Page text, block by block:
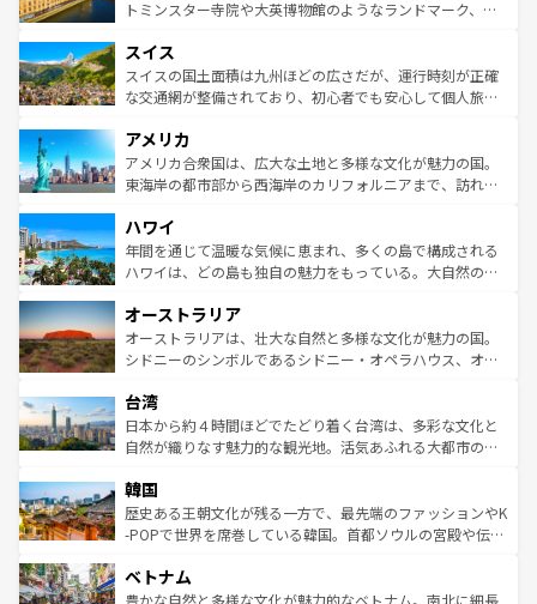
らに、パリ以外の地域にも魅力が溢れており、どの街角に
れる地方に足を運ぶとそれぞれで全く異なる文化を体験で
きるだろう。 なお、新着のフランス情報はコンテンツ一覧
を参照してほしい。
してライン川沿いのワイン畑といった風景は必見。ビール
は、お酒好きな人にはぜひ体験してほしい。 なお、新着の
ドイツ情報はコンテンツ一覧を参照してほしい。
トミンスター寺院や大英博物館のようなランドマーク、歴
リアごとに異なる魅力がある。また、優雅なアフタヌーン
ティー、ビール好きにはたまらない英国パブ、サッカー観
戦など、本場だからこそできる体験も豊富。イギリスを旅
ンツ一覧を参照してほしい。
スイス
スイスの国土面積は九州ほどの広さだが、運行時刻が正確
な交通網が整備されており、初心者でも安心して個人旅行
の建物がそのまま残る町や、スイスならではのユニークな
博物館もあり、アルプス観光だけでなく町歩きも満喫する
ことができる。国民の所得が高いため物価も高いが、旅行
ば市内交通費無料で観光を楽しむこともできる。 なお、新
着のスイス情報はコンテンツ一覧 を参照してほしい。
アメリカ
アメリカ合衆国は、広大な土地と多様な文化が魅力の国。
東海岸の都市部から西海岸のカリフォルニアまで、訪れる
のような巨大都市は、観光、ショッピング、エンターテイ
ンメントが詰まった刺激的なスポットだ。一方、アメリカ
西部には大自然が広がり、グランドキャニオンやイエロー
部のニューオーリンズでは、音楽と美食が融合した独特の
文化が魅力。旅行者はアメリカの各地域で異なる魅力を楽
しみながら、その多様性と豊かな歴史を感じることができ
ならではの贅沢な旅のスタイルだ。 なお、新着のアメリカ
情報はコンテンツ一覧を参照してほしい。
ハワイ
年間を通じて温暖な気候に恵まれ、多くの島で構成される
ハワイは、どの島も独自の魅力をもっている。大自然の神
ワイ島は見逃せない。また、定番の観光地といえばオアフ
島だが、静かな自然を求めるならマウイ島やカウアイ島が
おすすめ。エメラルドグリーンに輝く海をはじめ、豊かな
れるおもてなしの心で訪れる人々を迎えてくれるハワイの
人々、おいしいローカルフードやハワイアンミュージッ
ク、伝統的なフラダンスなど、すべてがハワイの魅力を彩
ワイを、存分に味わってほしい。 なお、新着のハワイ情報
はコンテンツ一覧を参照してほしい。
オーストラリア
オーストラリアは、壮大な自然と多様な文化が魅力の国。
シドニーのシンボルであるシドニー・オペラハウス、オー
リアリーフや大陸中央部にそびえるウルル（エアーズロッ
ク）、タスマニアの美しい原生林やケアンズの熱帯雨林な
ど、見どころがたくさん。また、カフェやワイン、オージ
いる。アクティビティも充実しており、サーフィンやダイ
ビング、ハイキングなど、アウトドア好きにはたまらな
い。オーストラリアの多彩な魅力を存分に味わいつくそ
参照してほしい。
台湾
日本から約４時間ほどでたどり着く台湾は、多彩な文化と
自然が織りなす魅力的な観光地。活気あふれる大都市の台
ン）、静ひつな山岳地帯である台湾東部など、都市の喧騒
と山間の静けさが共存しており、訪れる人に新しい発見と
驚きをもたらしてくれる。また、奥深い台湾の食文化も魅
容にもいいと評判のスイーツなど、バラエティ豊かな料理
が味わえる。 なお、新着の台湾情報は コンテンツ一覧を参
韓国
歴史ある王朝文化が残る一方で、最先端のファッションやK
-POPで世界を席巻している韓国。首都ソウルの宮殿や伝統
き、地方に足を延ばせば四季折々の自然美を楽しむことが
できる。そして、キムチや焼肉、絶品のストリートフード
ベトナム
豊かな自然と多様な文化が魅力的なベトナム。南北に細長